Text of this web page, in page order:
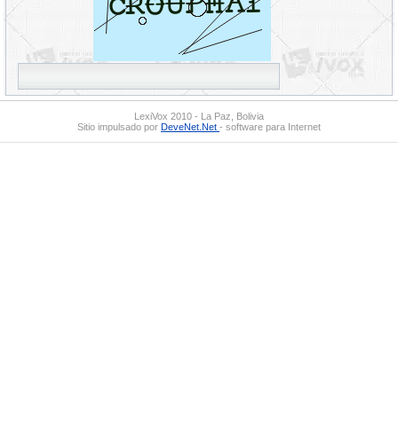
LexiVox 2010 - La Paz, Bolivia
Sitio impulsado por DeveNet.Net - software para Internet